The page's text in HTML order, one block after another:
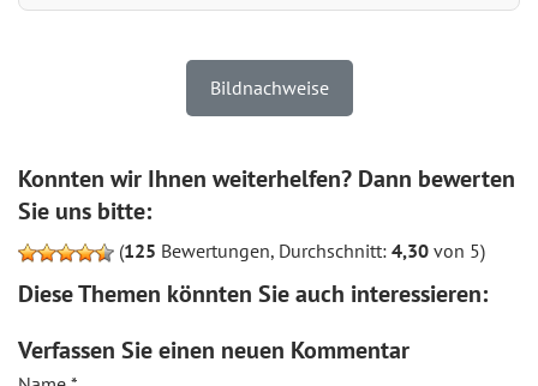
Bildnachweise
Konnten wir Ihnen weiterhelfen? Dann bewerten
Sie uns bitte:
(125 Bewertungen, Durchschnitt: 4,30 von 5)
Diese Themen könnten Sie auch interessieren:
Verfassen Sie einen neuen Kommentar